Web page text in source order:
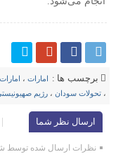
برچسب ها : امارات،
،تحولات سودان ،رژیم
ارسال نظر شما
نظرات ارسال شده توسط